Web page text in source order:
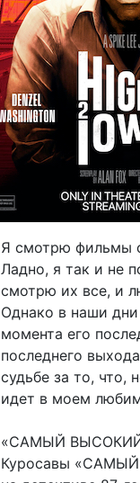
Я смотрю фильмы
Ладно, я так и не
смотрю их все, и
Однако в наши
момента его
последнего
судьбе за то, что,
идет в моем
«САМЫЙ ВЫСОКИЙ
Куросавы